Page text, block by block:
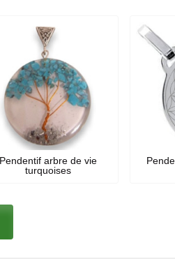
Pendentif arbre de vie
turquoises